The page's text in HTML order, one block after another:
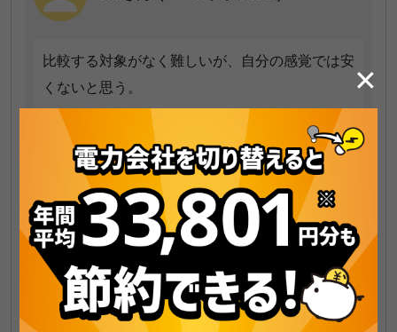
✕
比較する対象がなく難しいが、自分の感覚では安
くないと思う。
NMさん（ベースプランA-G）
切り替え前とそこまで大きく変わらないと思う。